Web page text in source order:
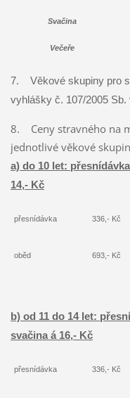
Svačina
Večeře
7. Věkové skupiny pro
vyhlášky č. 107/2005 Sb.
8. Ceny stravného na
jednotlivé věkové
a) do 10 let:
14,- Kč
přesnídávka 336,- Kč
oběd 693,- Kč
b) od 11 do 14 let:
svačina á 16,- Kč
přesnídávka 336,- Kč